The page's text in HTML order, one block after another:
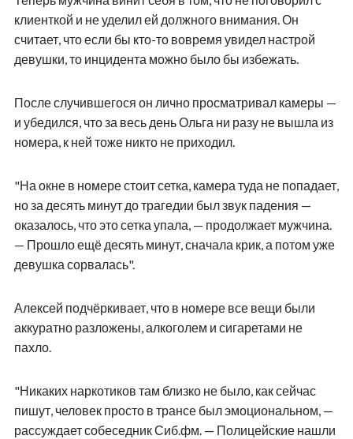
клиенткой и не уделил ей должного внимания. Он
считает, что если бы кто-то вовремя увидел настрой
девушки, то инцидента можно было бы избежать.
После случившегося он лично просматривал камеры —
и убедился, что за весь день Ольга ни разу не вышла из
номера, к ней тоже никто не приходил.
"На окне в номере стоит сетка, камера туда не попадает,
но за десять минут до трагедии был звук падения —
оказалось, что это сетка упала, — продолжает мужчина.
— Прошло ещё десять минут, сначала крик, а потом уже
девушка сорвалась".
Алексей подчёркивает, что в номере все вещи были
аккуратно разложены, алкоголем и сигаретами не
пахло.
"Никаких наркотиков там близко не было, как сейчас
пишут, человек просто в трансе был эмоциональном, —
рассуждает собеседник Сиб.фм. — Полицейские нашли